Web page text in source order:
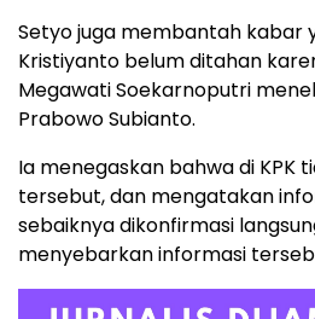
Setyo juga membantah kabar
Kristiyanto belum ditahan
Megawati Soekarnoputri
Prabowo Subianto.
Ia menegaskan bahwa di KPK
tersebut, dan mengatakan
sebaiknya dikonfirmasi
menyebarkan informasi